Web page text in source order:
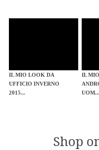
IL MIO LOOK DA
UFFICIO INVERNO
2015...
IL
UOM...
Shop